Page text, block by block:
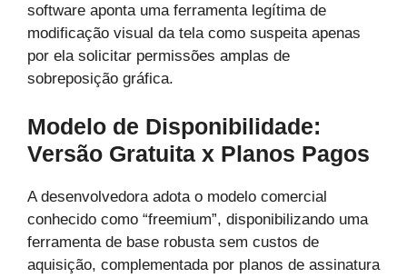
software aponta uma ferramenta legítima de
modificação visual da tela como suspeita apenas
por ela solicitar permissões amplas de
sobreposição gráfica.
Modelo de Disponibilidade:
Versão Gratuita x Planos Pagos
A desenvolvedora adota o modelo comercial
conhecido como “freemium”, disponibilizando uma
ferramenta de base robusta sem custos de
aquisição, complementada por planos de assinatura